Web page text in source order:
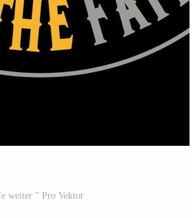
weiter '' Pro Vektor